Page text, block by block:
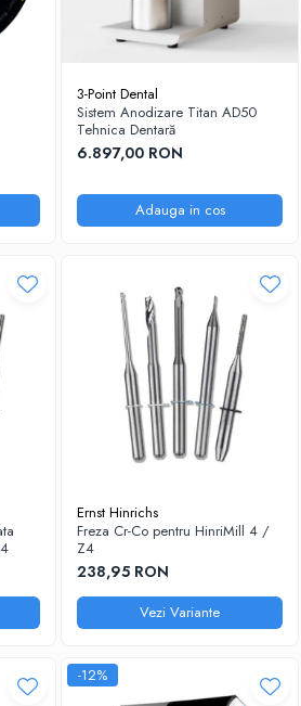
3-Point Dental
Sistem Anodizare Titan AD50
Tehnica Dentară
6.897,00 RON
Adauga in cos
Ernst Hinrichs
Freza Cr-Co pentru HinriMill 4 /
Z4
238,95 RON
Vezi Variante
-12%